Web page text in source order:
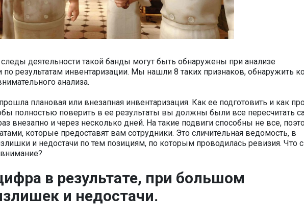
деятельности такой банды могут быть обнаружены при анализе
по результатам инвентаризации. Мы нашли 8 таких признаков, обнаружить
анализа.
плановая или внезапная инвентаризация. Как ее подготовить и как
полностью поверить в ее результаты вы должны были все пересчитать
внезапно и через несколько дней. На такие подвиги способны не все,
которые предоставят вам сотрудники. Это сличительная ведомость, в
и недостачи по тем позициям, по которым проводилась ревизия. Что
в результате, при большом
и недостачи.